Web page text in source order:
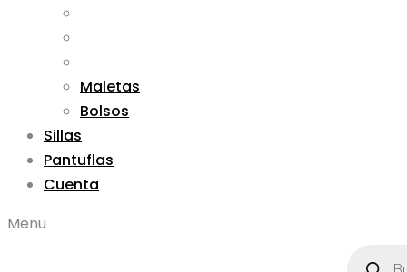
Maletas
Bolsos
Sillas
Pantuflas
Cuenta
Menu